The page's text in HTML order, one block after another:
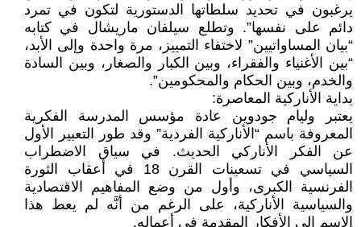
يرغبون في تحديد سلطاتها الدستورية لتكون في تمرد
دائم على نفسها”. وتطلع سيلفان ماريشال في كتابه
“بيان المساواتيين” لاختفاء التمييز، مرة واحدة وإلى الأبد،
“بين الأغنياء والفقراء، وبين الكبار والصغار، وبين السادة
والخدم، وبين الحكام والمحكومين”.
بداية الأناركية المعاصرة:
يعتبر وليام جودوين عادة مؤسس المدرسة الفكرية
المعروفة باسم “الأناركية الفردية” وقد طور التعبير الأول
عن الفكر الأناركي الحديث. في سياق الاضطراب
السياسي في تسعينات القرن 18 في أعقاب الثورة
الفرنسية الكبرى، وأول من وضع المفاهيم الاقتصادية
والسياسية الأناركية، على الرغم من أنَّه لم يعط هذا
الاسم إلى الأفكار المقدمة في أعماله.